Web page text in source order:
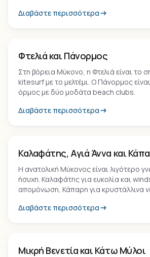
Διαβάστε περισσότερα
Παραλία
Φτελιά και Πάνορμος
Στη βόρεια Μύκονο, η Φτελιά είναι το
kitesurf με το μελτέμι. Ο Πάνορμος
όρμος με δύο μοδάτα beach clubs.
Διαβάστε περισσότερα
Καλαφάτης, Αγιά Άννα και
Η ανατολική Μύκονος είναι λιγότερο
ήσυχη. Καλαφάτης για ευκολία και
απομόνωση, Κάπαρη για κρυστάλλινα
Διαβάστε περισσότερα
Μνημείο
Μικρή Βενετία και Κάτω Μύλοι